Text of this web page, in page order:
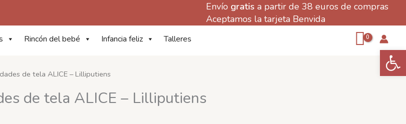
Envío gratis a partir de 38 euros de compras
Aceptamos la tarjeta Benvida
Rincón del bebé Infancia feliz Talleres
de tela ALICE – Lilliputiens
de tela ALICE – Lilliputiens
Abrir